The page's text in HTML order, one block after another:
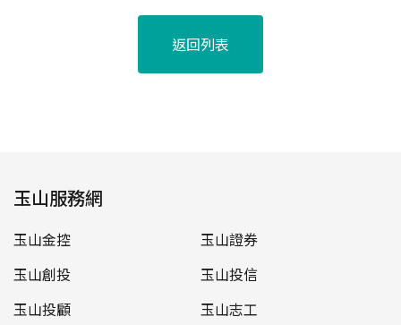
返回列表
玉山服務網
玉山金控
玉山證券
玉山創投
玉山投信
玉山投顧
玉山志工